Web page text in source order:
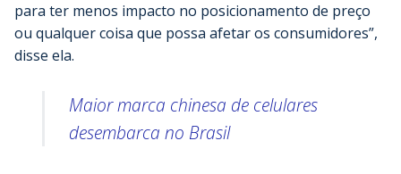
para ter menos impacto no posicionamento de preço
ou qualquer coisa que possa afetar os consumidores”,
disse ela.
Maior marca chinesa de celulares
desembarca no Brasil